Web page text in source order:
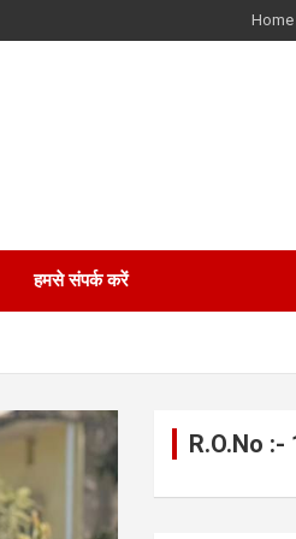
Home
हमसे संपर्क करें
R.O.No :-